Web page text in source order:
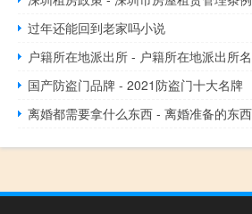
过年还能回到老家吗小说
户籍所在地派出所 - 户籍所在地派出所
国产防盗门品牌 - 2021防盗门十大名牌
离婚都需要拿什么东西 - 离婚准备的东